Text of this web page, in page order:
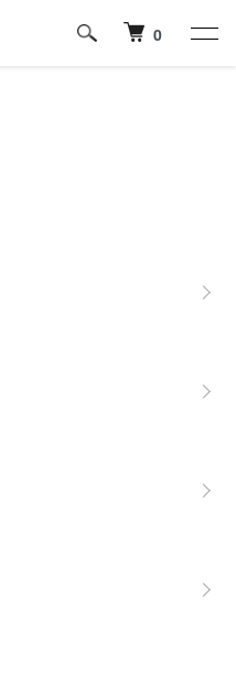
0